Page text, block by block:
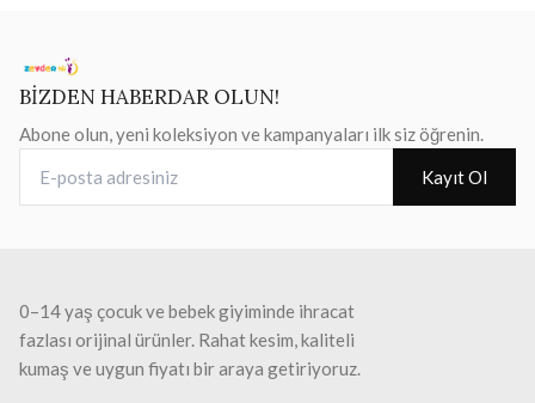
BİZDEN HABERDAR OLUN!
Abone olun, yeni koleksiyon ve kampanyaları ilk siz öğrenin.
Kayıt Ol
0–14 yaş çocuk ve bebek giyiminde ihracat
fazlası orijinal ürünler. Rahat kesim, kaliteli
kumaş ve uygun fiyatı bir araya getiriyoruz.